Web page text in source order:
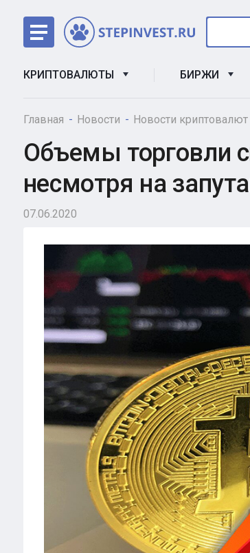
КРИПТОВАЛЮТЫ БИРЖИ
Главная Новости Новости криптовалют
Объемы торговли
несмотря на
07.06.2020